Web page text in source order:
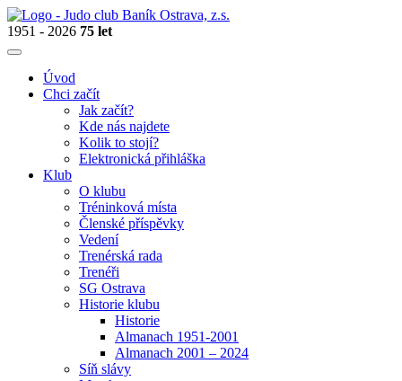
1951 - 2026 75 let
Úvod
Chci začít
Jak začít?
Kde nás najdete
Kolik to stojí?
Elektronická přihláška
Klub
O klubu
Tréninková místa
Členské příspěvky
Vedení
Trenérská rada
Trenéři
SG Ostrava
Historie klubu
Historie
Almanach 1951-2001
Almanach 2001 – 2024
Síň slávy